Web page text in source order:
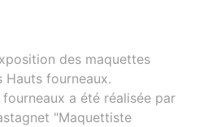
des maquettes
fourneaux.
a été réalisée par
"Maquettiste